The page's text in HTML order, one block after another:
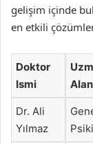
gelişim içinde
en etkili
Doktor
Ismi
Dr. Ali
Yılmaz